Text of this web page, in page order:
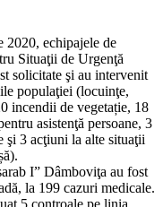
2020, echipajele de
Situaţii de Urgenţă
solicitate şi au intervenit
populaţiei (locuinţe,
incendii de vegetație, 18
asistenţă persoane, 3
şi 3 acţiuni la alte situaţii
I” Dâmboviţa au fost
la 199 cazuri medicale.
5 controale pe linia